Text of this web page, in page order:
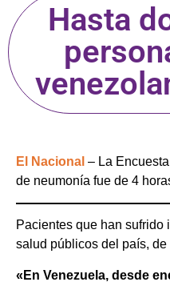
Hasta
El Nacional – La
de neumonía fue de 4
Pacientes que han sufrido
salud públicos del país,
«En Venezuela, desde